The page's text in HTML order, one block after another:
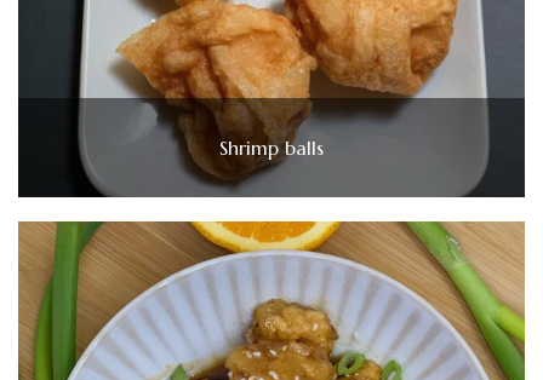
Shrimp balls